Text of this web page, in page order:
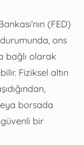
(FED)
ons
bağlı olarak
Fiziksel altın
borsada
güvenli bir